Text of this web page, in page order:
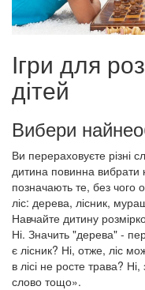
Ігри для
дітей
Вибери
Ви перераховуєте різні
дитина повинна вибрати
позначають те, без чого
ліс: дерева, лісник,
Навчайте дитину
Ні. Значить "дерева" -
є лісник? Ні, отже, ліс
в лісі не росте трава?
слово тощо».